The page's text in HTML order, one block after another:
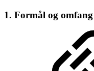
1. Formål og omfang